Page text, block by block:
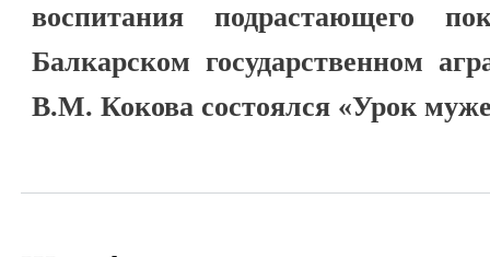
воспитания подрастающего
Балкарском государственном
В.М. Кокова состоялся «Урок